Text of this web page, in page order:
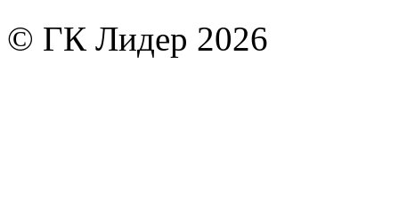
© ГК Лидер 2026